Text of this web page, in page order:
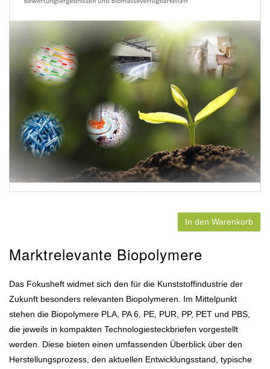
In den Warenkorb
Marktrelevante Biopolymere
Das Fokusheft widmet sich den für die Kunststoffindustrie der
Zukunft besonders relevanten Biopolymeren. Im Mittelpunkt
stehen die Biopolymere PLA, PA 6, PE, PUR, PP, PET und PBS,
die jeweils in kompakten Technologiesteckbriefen vorgestellt
werden. Diese bieten einen umfassenden Überblick über den
Herstellungsprozess, den aktuellen Entwicklungsstand, typische